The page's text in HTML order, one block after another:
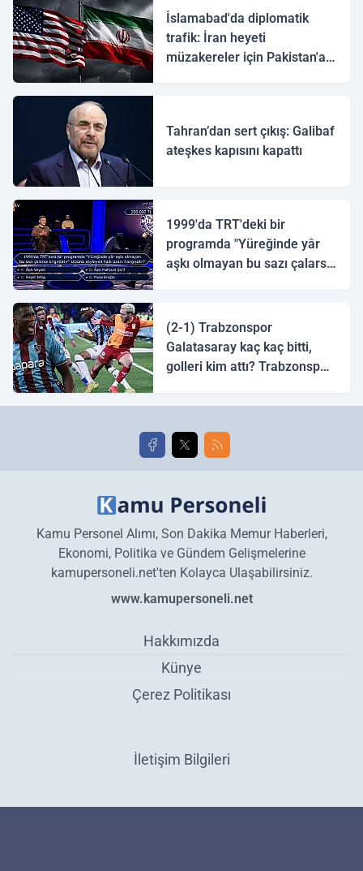
İslamabad'da diplomatik
trafik: İran heyeti
müzakereler için Pakistan'a
Tahran’dan sert çıkış: Galibaf
ateşkes kapısını kapattı
1999'da TRT'deki bir
programda "Yüreğinde yâr
aşkı olmayan bu sazı çalarsa
(2-1) Trabzonspor
Galatasaray kaç kaç bitti,
golleri kim attı? Trabzonspor
golleri!
Kamu Personel Alımı, Son Dakika Memur Haberleri,
Ekonomi, Politika ve Gündem Gelişmelerine
kamupersoneli.net'ten Kolayca Ulaşabilirsiniz.
www.kamupersoneli.net
Hakkımızda
Künye
Çerez Politikası
İletişim Bilgileri